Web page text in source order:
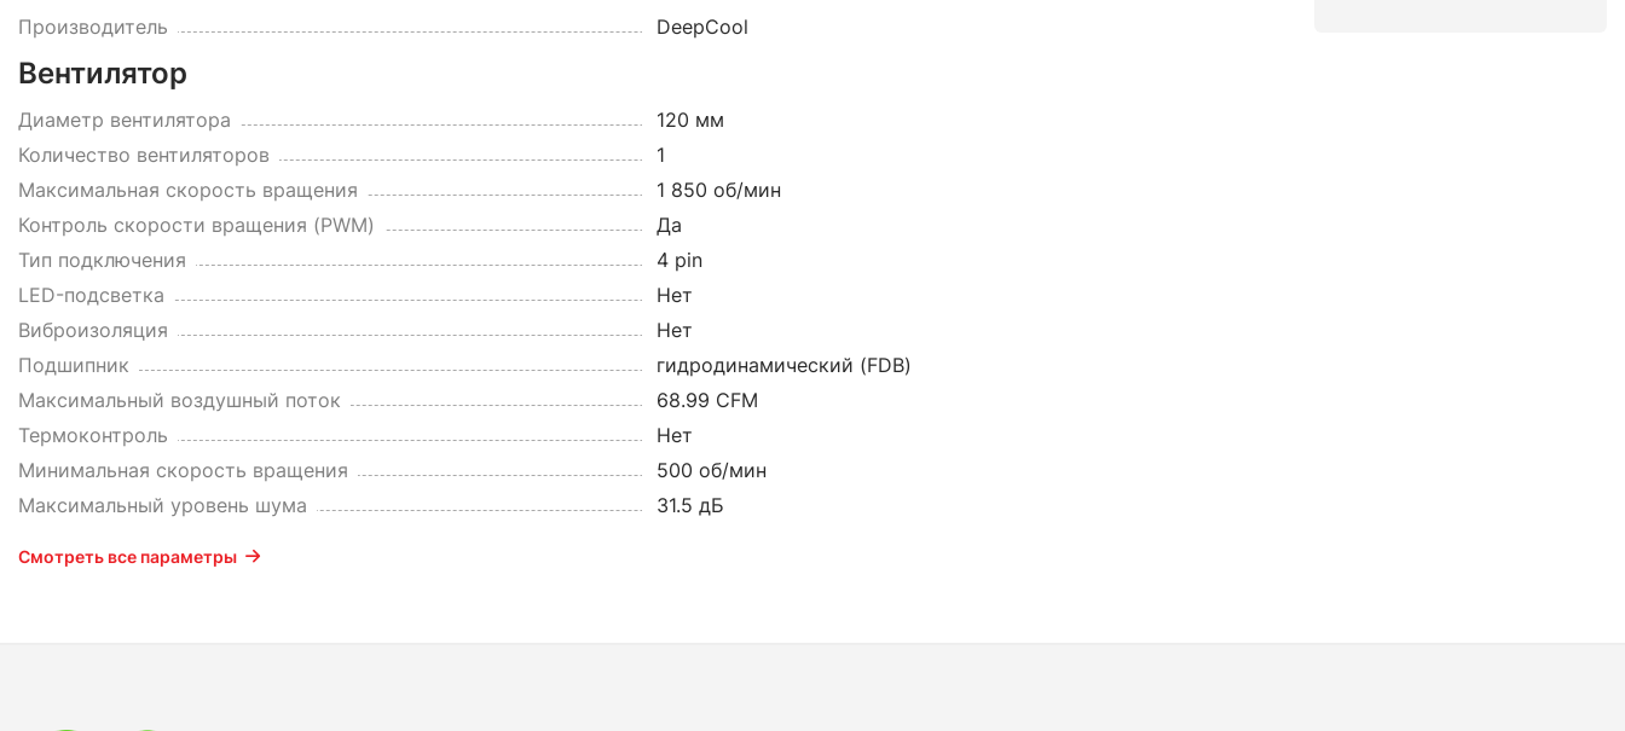
Производитель DeepCool
Вентилятор
Диаметр вентилятора
120 мм
Количество вентиляторов
1
Максимальная скорость вращения
1 850 об/мин
Контроль скорости вращения (PWM)
Да
Тип подключения
4 pin
LED-подсветка
Нет
Виброизоляция
Нет
Подшипник
гидродинамический (FDB)
Максимальный воздушный поток
68.99 CFM
Термоконтроль
Нет
Минимальная скорость вращения
500 об/мин
Максимальный уровень шума
31.5 дБ
Смотреть все параметры